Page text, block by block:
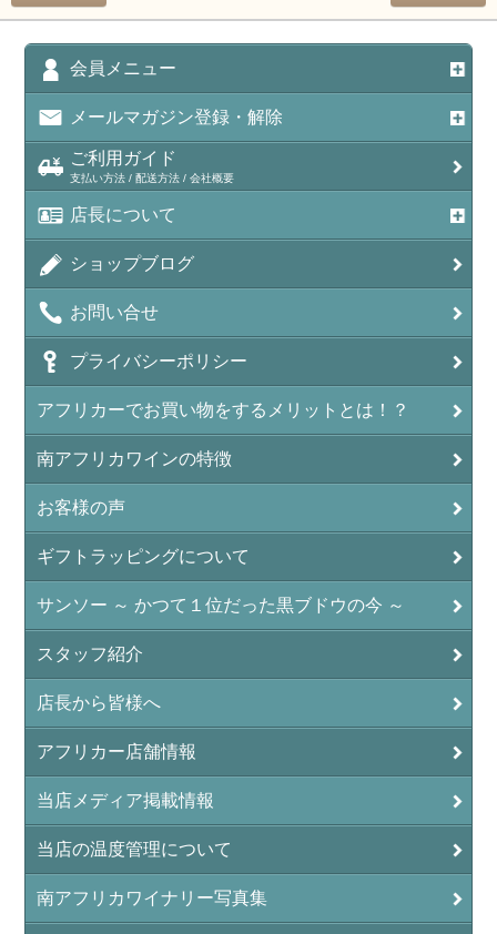
会員メニュー
メールマガジン登録・解除
ご利用ガイド
支払い方法 / 配送方法 / 会社概要
店長について
ショップブログ
お問い合せ
プライバシーポリシー
アフリカーでお買い物をするメリットとは！？
南アフリカワインの特徴
お客様の声
ギフトラッピングについて
サンソー ～ かつて１位だった黒ブドウの今 ～
スタッフ紹介
店長から皆様へ
アフリカー店舗情報
当店メディア掲載情報
当店の温度管理について
南アフリカワイナリー写真集